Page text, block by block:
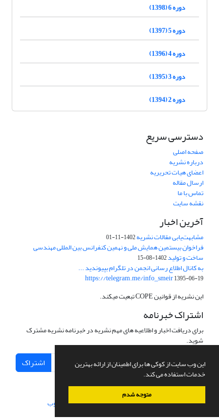
این وب سایت از کوکی ها برای اطمینان از ارائه بهترین
خدمات استفاده می کند.
متوجه شدم
دوره 6 (1398)
دوره 5 (1397)
دوره 4 (1396)
دوره 3 (1395)
دوره 2 (1394)
دسترسی سریع
صفحه اصلی
درباره نشریه
اعضای هیات تحریریه
ارسال مقاله
تماس با ما
نقشه سایت
آخرین اخبار
مشابهت‌یابی مقالات نشریه1402-11-01
فراخوان بیستمین همایش ملی و نهمین کنفرانس بین المللی مهندسی
ساخت و تولید1402-08-15
به کانال اطلاع رسانی انجمن در تلگرام بپیوندید ...
https://telegram.me/info_smeir1395-06-19
این نشریه از قوانین COPE تبعیت میکند.
اشتراک خبرنامه
برای دریافت اخبار و اطلاعیه های مهم نشریه در خبرنامه نشریه مشترک
شوید.
اشتراک
سامانه مدیریت نشریات علمی.طراحی و پیاده سازی از سیناوب